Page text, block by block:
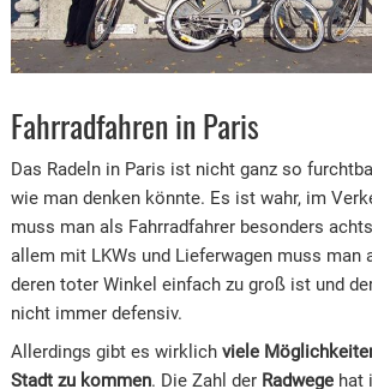
Fahrradfahren in Paris
Das Radeln in Paris ist nicht ganz so
wie man denken könnte. Es ist wahr, im
muss man als Fahrradfahrer besonders
allem mit LKWs und Lieferwagen muss man
deren toter Winkel einfach zu groß ist und
nicht immer defensiv.
Allerdings gibt es wirklich viele
Stadt zu kommen. Die Zahl der Radwegehat